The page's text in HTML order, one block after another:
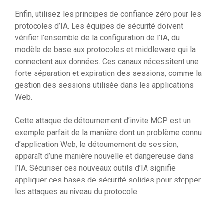
Enfin, utilisez les principes de confiance zéro pour les
protocoles d’IA. Les équipes de sécurité doivent
vérifier l’ensemble de la configuration de l’IA, du
modèle de base aux protocoles et middleware qui la
connectent aux données. Ces canaux nécessitent une
forte séparation et expiration des sessions, comme la
gestion des sessions utilisée dans les applications
Web.
Cette attaque de détournement d’invite MCP est un
exemple parfait de la manière dont un problème connu
d’application Web, le détournement de session,
apparaît d’une manière nouvelle et dangereuse dans
l’IA. Sécuriser ces nouveaux outils d’IA signifie
appliquer ces bases de sécurité solides pour stopper
les attaques au niveau du protocole.